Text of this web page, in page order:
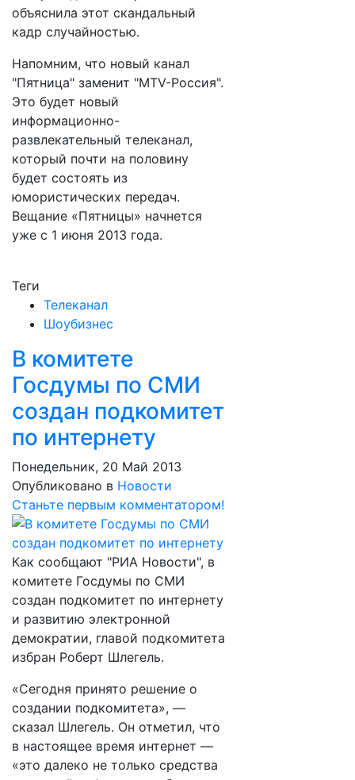
объяснила этот скандальный
кадр случайностью.
Напомним, что новый канал
"Пятница" заменит "MTV-Россия".
Это будет новый
информационно-
развлекательный телеканал,
который почти на половину
будет состоять из
юмористических передач.
Вещание «Пятницы» начнется
уже с 1 июня 2013 года.
Теги
Телеканал
Шоубизнес
В комитете
Госдумы по СМИ
создан подкомитет
по интернету
Понедельник, 20 Май 2013
Опубликовано в Новости
Станьте первым комментатором!
Как сообщают "РИА Новости", в
комитете Госдумы по СМИ
создан подкомитет по интернету
и развитию электронной
демократии, главой подкомитета
избран Роберт Шлегель.
«Сегодня принято решение о
создании подкомитета», —
сказал Шлегель. Он отметил, что
в настоящее время интернет —
«это далеко не только средства